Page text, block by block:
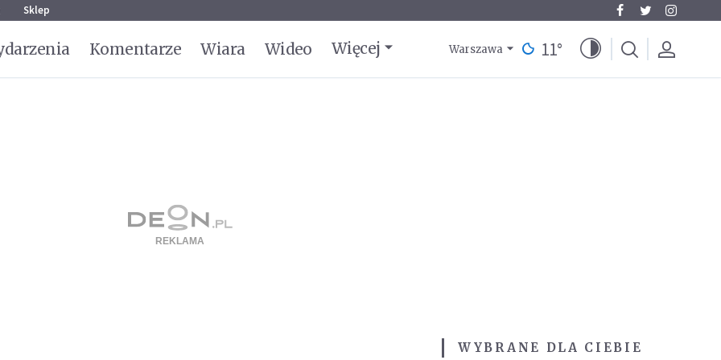
Sklep
Komentarze Wiara Wideo Więcej Warszawa 11°
WYBRANE DLA CIEBIE